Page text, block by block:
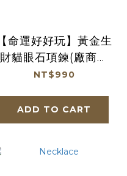
【命運好好玩】黃金生
財貓眼石項鍊(廠商直
出)
NT$990
ADD TO CART